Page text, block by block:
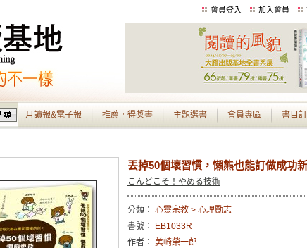
會員登入 加入會員
月讀報&電子報 推薦．得獎書 主題選書 會員專區 書目
丟掉50個壞習慣，懶熊也能訂做成功
こんどこそ！やめる技術
分類： 心靈宗教 > 心理勵志
書號：
EB1033R
作者： 美崎榮一郎